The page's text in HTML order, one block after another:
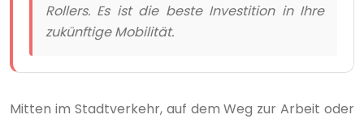
Rollers. Es ist die beste Investition in Ihre
zukünftige Mobilität.
Mitten im Stadtverkehr, auf dem Weg zur Arbeit oder